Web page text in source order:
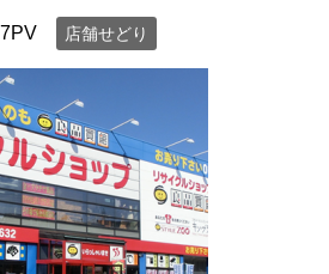
店舗せどり